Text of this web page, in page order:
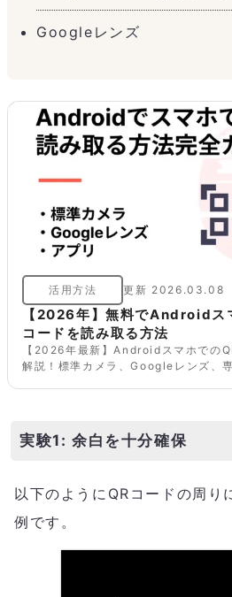
Googleレンズ
活用方法 更新 2026.03.08
【2026年】無料でAndroidス
コードを読み取る方法
【2026年最新】Androidスマホでの
解説！標準カメラ、Googleレンズ、
実験1: 余白を十分確保
以下のようにQRコードの周り
例です。